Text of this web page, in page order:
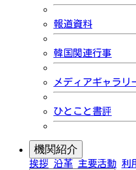
報道資料
韓国関連行事
メディアギャラリ
ひとこと書評
機関紹介
挨拶 沿革 主要活動 利